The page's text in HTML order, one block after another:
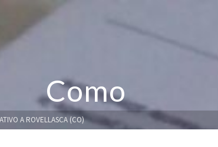
Como
A ROVELLASCA (CO)